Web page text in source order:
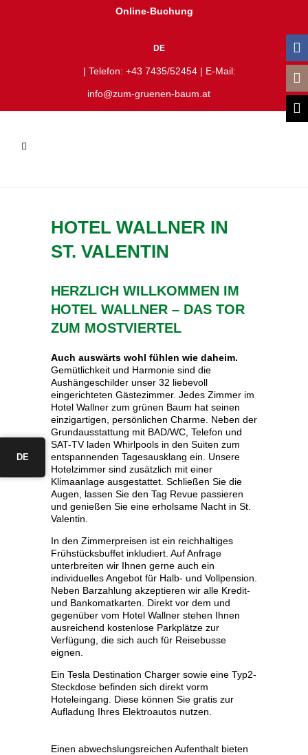
Online-Buchung
DE
| Telefon: +43 7435/52454| E-Mail:
info@zum-gruenen-baum.at
HOTEL WALLNER IN
ST. VALENTIN
HERZLICH WILLKOMMEN IM
HOTEL WALLNER – DAS TOR
ZUM MOSTVIERTEL
Auch auswärts wohl fühlen wie daheim.
Gemütlichkeit und Harmonie sind die
Aushängeschilder unser 32 liebevoll
eingerichteten Gästezimmer. Jedes Zimmer im
Hotel Wallner zum grünen Baum hat seinen
einzigartigen, persönlichen Charme. Neben der
Grundausstattung mit BAD/WC, Telefon und
SAT-TV laden Whirlpools in den Suiten zum
entspannenden Tagesausklang ein. Unsere
Hotelzimmer sind zusätzlich mit einer
Klimaanlage ausgestattet. Schließen Sie die
Augen, lassen Sie den Tag Revue passieren
und genießen Sie eine erholsame Nacht in St.
Valentin.
In den Zimmerpreisen ist ein reichhaltiges
Frühstücksbuffet inkludiert. Auf Anfrage
unterbreiten wir Ihnen gerne auch ein
individuelles Angebot für Halb- und Vollpension.
Neben Barzahlung akzeptieren wir alle Kredit-
und Bankomatkarten. Direkt vor dem und
gegenüber vom Hotel Wallner stehen Ihnen
ausreichend kostenlose Parkplätze zur
Verfügung, die sich auch für Reisebusse
eignen.
Ein Tesla Destination Charger sowie eine Typ2-
Steckdose befinden sich direkt vorm
Hoteleingang. Diese können Sie gratis zur
Aufladung Ihres Elektroautos nutzen.
Einen abwechslungsreichen Aufenthalt bieten
DE